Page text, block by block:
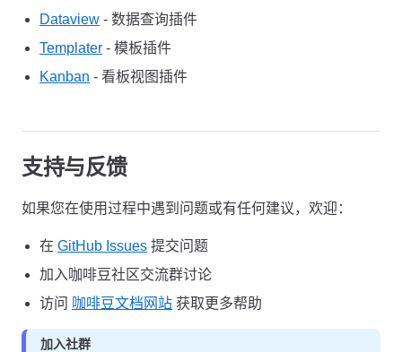
Dataview - 数据查询插件
Templater - 模板插件
Kanban - 看板视图插件
支持与反馈
如果您在使用过程中遇到问题或有任何建议，欢迎：
在 GitHub Issues 提交问题
加入咖啡豆社区交流群讨论
访问 咖啡豆文档网站 获取更多帮助
加入社群